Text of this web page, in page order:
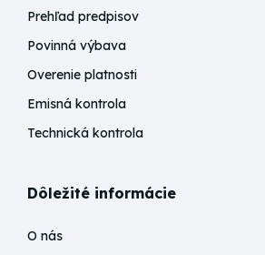
Prehľad predpisov
Povinná výbava
Overenie platnosti
Emisná kontrola
Technická kontrola
Dôležité informácie
O nás